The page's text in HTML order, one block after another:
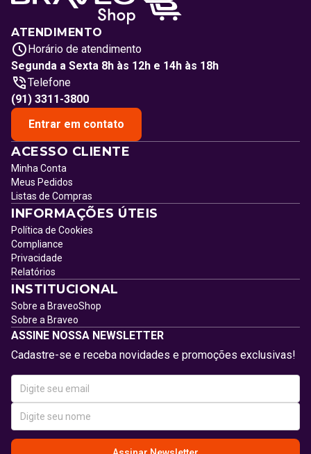
ATENDIMENTO
Horário de atendimento
Segunda a Sexta 8h às 12h e 14h às 18h
Telefone
(91) 3311-3800
Entrar em contato
ACESSO CLIENTE
Minha Conta
Meus Pedidos
Listas de Compras
INFORMAÇÕES ÚTEIS
Política de Cookies
Compliance
Privacidade
Relatórios
INSTITUCIONAL
Sobre a BraveoShop
Sobre a Braveo
ASSINE NOSSA NEWSLETTER
Cadastre-se e receba novidades e promoções exclusivas!